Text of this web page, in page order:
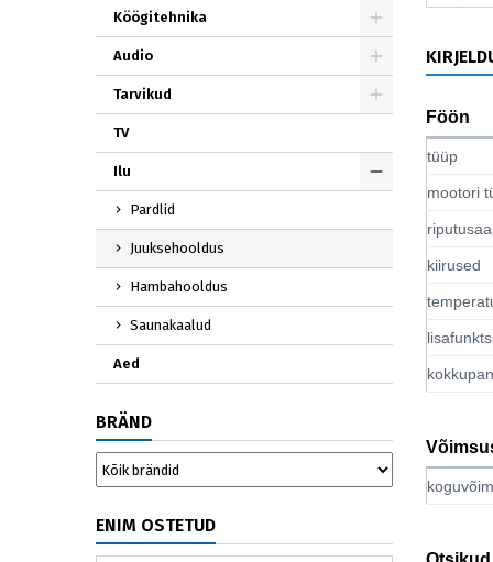
Köögitehnika
Audio
Tarvikud
TV
Ilu
Pardlid
Juuksehooldus
Hambahooldus
Saunakaalud
Aed
BRÄND
ENIM OSTETUD
Föön
tüüp
mootori
kiirused